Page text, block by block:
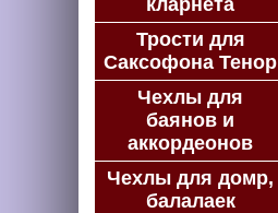
кларнета
Трости для
Саксофона Тенор
Чехлы для
баянов и
аккордеонов
Чехлы для домр,
балалаек